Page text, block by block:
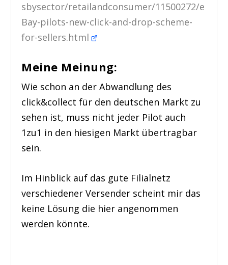
sbysector/retailandconsumer/11500272/e
Bay-pilots-new-click-and-drop-scheme-
for-sellers.html
Meine Meinung:
Wie schon an der Abwandlung des
click&collect für den deutschen Markt zu
sehen ist, muss nicht jeder Pilot auch
1zu1 in den hiesigen Markt übertragbar
sein.
Im Hinblick auf das gute Filialnetz
verschiedener Versender scheint mir das
keine Lösung die hier angenommen
werden könnte.